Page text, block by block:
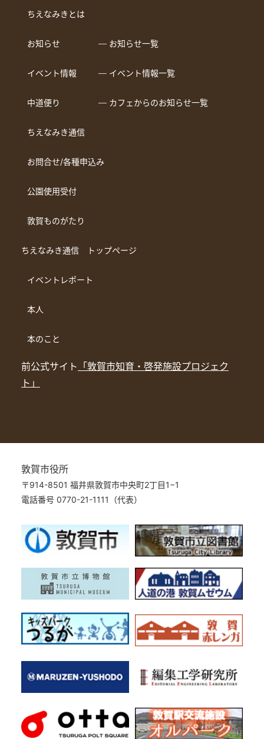
ちえなみきとは
お知らせ ― お知らせ一覧
イベント情報 ― イベント情報一覧
中道便り ― カフェからのお知らせ一覧
ちえなみき通信
お問合せ/各種申込み
公園使用受付
敦賀ものがたり
ちえなみき通信 トップページ
イベントレポート
本人
本のこと
前公式サイト 「敦賀市知育・啓発施設プロジェク
ト」
敦賀市役所
〒914-8501 福井県敦賀市中央町2丁目1−1
電話番号 0770-21-1111（代表）